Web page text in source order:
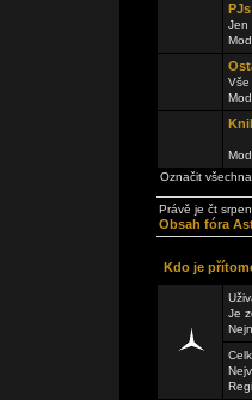
PJs
Jen
Vše
Označit
Právě je čt
Obsah fóra
Kdo je
Je